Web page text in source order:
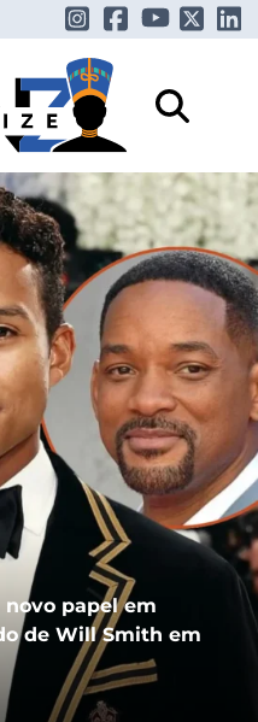
papel em
de Will Smith em